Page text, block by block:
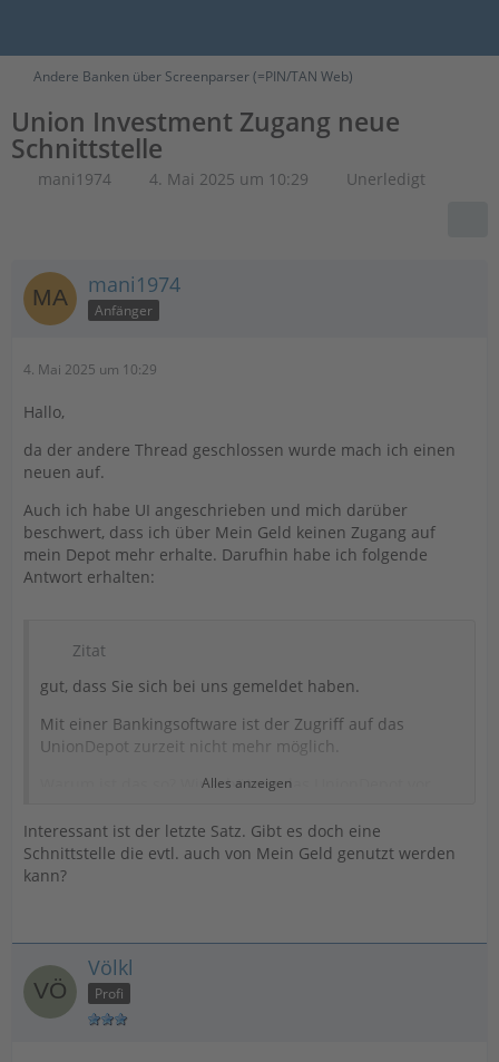
Andere Banken über Screenparser (=PIN/TAN Web)
Union Investment Zugang neue
Schnittstelle
mani1974 4. Mai 2025 um 10:29 Unerledigt
mani1974
Anfänger
4. Mai 2025 um 10:29
Hallo,
da der andere Thread geschlossen wurde mach ich einen
neuen auf.
Auch ich habe UI angeschrieben und mich darüber
beschwert, dass ich über Mein Geld keinen Zugang auf
mein Depot mehr erhalte. Darufhin habe ich folgende
Antwort erhalten:
Zitat
gut, dass Sie sich bei uns gemeldet haben.
Mit einer Bankingsoftware ist der Zugriff auf das
UnionDepot zurzeit nicht mehr möglich.
Warum ist das so? Wir schützen das UnionDepot vor
sogenannten Friendly
Captcha. Dieses prüft anhand von Browserdaten, ob
sich ein Mensch anmelden möchte. Unerlaubte
technische Programme laufen somit ins Leere. Das
erhöht die Sicherheit des UnionDepots enorm. Dies
verhindert allerdings auch,
dass eine Bankingsoftware Daten zum UnionDepot
Alles anzeigen
Interessant ist der letzte Satz. Gibt es doch eine
Schnittstelle die evtl. auch von Mein Geld genutzt werden
kann?
Völkl
Profi